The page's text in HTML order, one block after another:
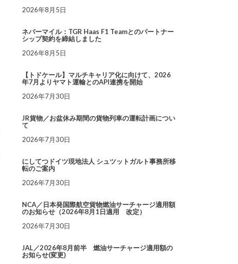
2026年8月5日
ネバーマイル：TGR Haas F1 Teamとのパートナー
シップ契約を締結しました
2026年8月5日
【トドケール】マルチキャリア化に向けて、2026
年7月よりヤマト運輸とのAPI連携を開始
2026年7月30日
JR貨物／お盆休み期間の貨物列車の運転計画につい
て
2026年7月30日
にしてつドイツ現地法人 シュツットガルト事務所移
転のご案内
2026年7月30日
NCA／日本発国際航空貨物燃油サーチャージ適用額
のお知らせ（2026年8月1日適用 改定）
2026年7月30日
JAL／2026年8月前半 燃油サーチャージ適用額の
お知らせ(変更)